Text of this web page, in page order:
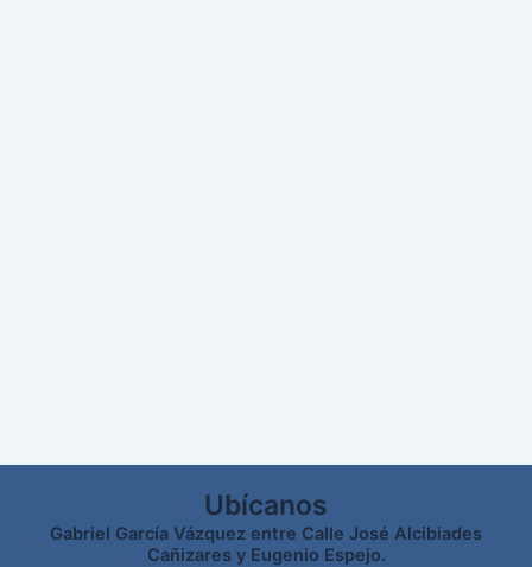
Ubícanos
Gabriel García Vázquez entre Calle José Alcibiades
Cañizares y Eugenio Espejo.